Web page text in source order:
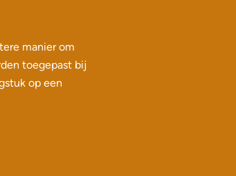
manier om
toegepast bij
op een